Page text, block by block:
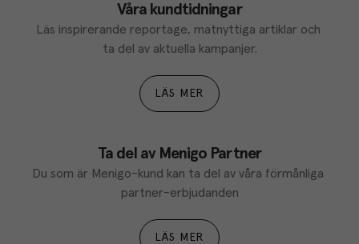
Våra kundtidningar
Läs inspirerande reportage, matnyttiga artiklar och
ta del av aktuella kampanjer.
LÄS MER
Ta del av Menigo Partner
Du som är Menigo-kund kan ta del av våra förmånliga
partner-erbjudanden
LÄS MER